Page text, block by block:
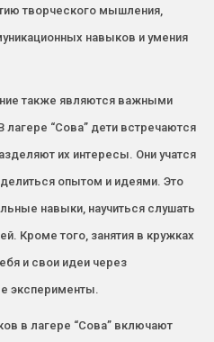
творческого мышления,
навыков и умения
также являются важными
лагере “Сова” дети встречаются
их интересы. Они учатся
опытом и идеями. Это
навыки, научиться слушать
Кроме того, занятия в кружках
и свои идеи через
эксперименты.
в лагере “Сова” включают